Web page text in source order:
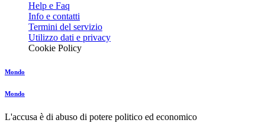
Help e Faq
Info e contatti
Termini del servizio
Utilizzo dati e privacy
Cookie Policy
Mondo
Mondo
L'accusa è di abuso di potere politico ed economico